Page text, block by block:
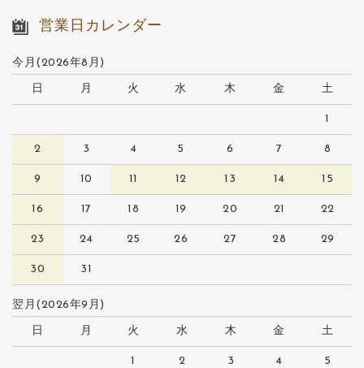
営業日カレンダー
今月(2026年8月)
日 月 火 水 木 金 土
1
2 3 4 5 6 7 8
9 10 11 12 13 14 15
16 17 18 19 20 21 22
23 24 25 26 27 28 29
30 31
翌月(2026年9月)
日 月 火 水 木 金 土
1 2 3 4 5